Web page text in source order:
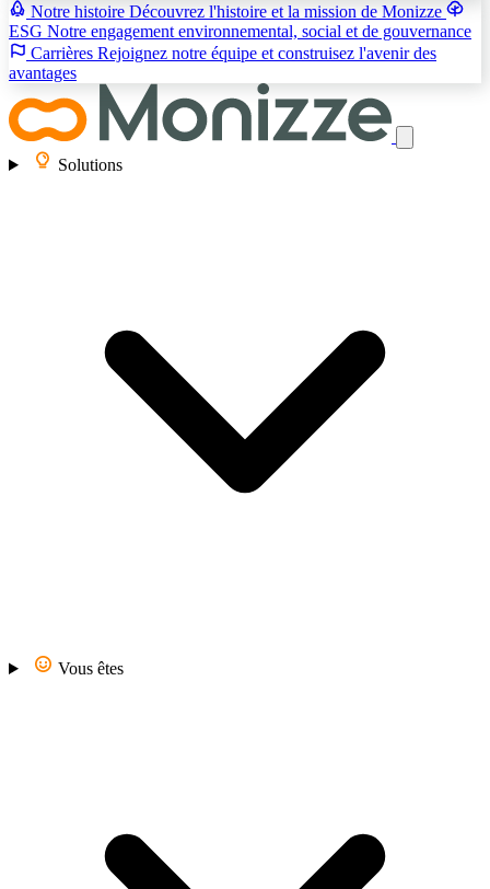
Notre histoire Découvrez l'histoire et la mission de Monizze
ESG Notre engagement environnemental, social et de gouvernance
Carrières Rejoignez notre équipe et construisez l'avenir des
avantages
Solutions
Vous êtes